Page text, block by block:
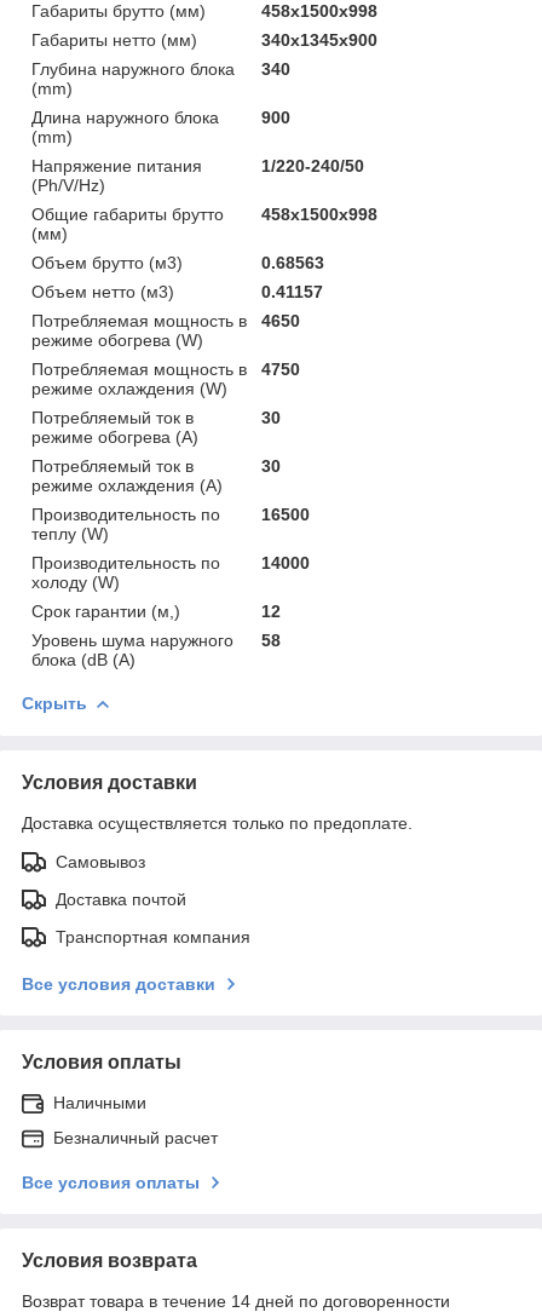
Габариты брутто (мм)
458x1500x998
Габариты нетто (мм)
340x1345x900
Глубина наружного блока
(mm)
340
Длина наружного блока
(mm)
900
Напряжение питания
(Ph/V/Hz)
1/220-240/50
Общие габариты брутто
(мм)
458x1500x998
Объем брутто (м3)
0.68563
Объем нетто (м3)
0.41157
Потребляемая мощность в
режиме обогрева (W)
4650
Потребляемая мощность в
режиме охлаждения (W)
4750
Потребляемый ток в
режиме обогрева (A)
30
Потребляемый ток в
режиме охлаждения (A)
30
Производительность по
теплу (W)
16500
Производительность по
холоду (W)
14000
Срок гарантии (м,)
12
Уровень шума наружного
блока (dB (A)
58
Скрыть
Условия доставки
Доставка осуществляется только по предоплате.
Самовывоз
Доставка почтой
Транспортная компания
Все условия доставки
Условия оплаты
Наличными
Безналичный расчет
Все условия оплаты
Условия возврата
Возврат товара в течение 14 дней по договоренности